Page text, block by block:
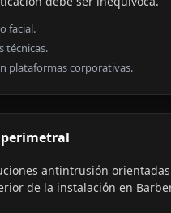
facial.
técnicas.
plataformas corporativas.
antintrusión
de la instalación en